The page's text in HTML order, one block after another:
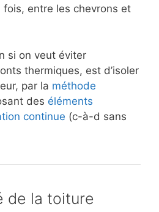
fois, entre les chevrons et
si on veut éviter
thermiques, est d’isoler
par la méthode
des éléments
continue (c-à-d sans
de la toiture